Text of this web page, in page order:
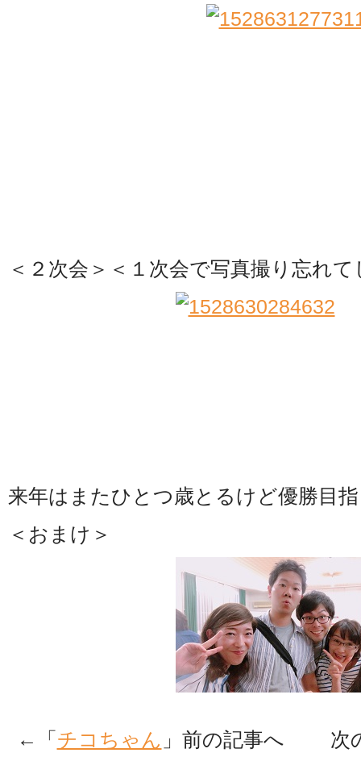
＜２次会＞＜１次会で写真撮り忘れ
来年はまたひとつ歳とるけど優勝目
＜おまけ＞
←「 チコちゃん 」前の記事へ 次